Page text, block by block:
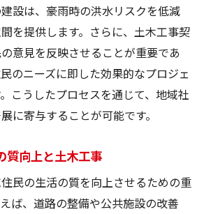
の災害リスクへの対応
暮らせる環境作りのために
がもたらす住環境の改善効果
と工事契約の連携
スの充実とその影響
を活かした工事計画
な住環境の構築
設は、豪雨時の洪水リスクを低減
を提供します。さらに、土木工事契
意見を反映させることが重要であ
のニーズに即した効果的なプロジェ
こうしたプロセスを通じて、地域社
に寄与することが可能です。
質向上と土木工事
民の生活の質を向上させるための重
ば、道路の整備や公共施設の改善